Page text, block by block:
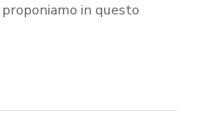
in questo